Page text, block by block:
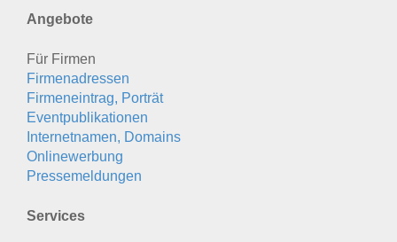
Angebote
Für Firmen
Firmenadressen
Firmeneintrag, Porträt
Eventpublikationen
Internetnamen, Domains
Onlinewerbung
Pressemeldungen
Services